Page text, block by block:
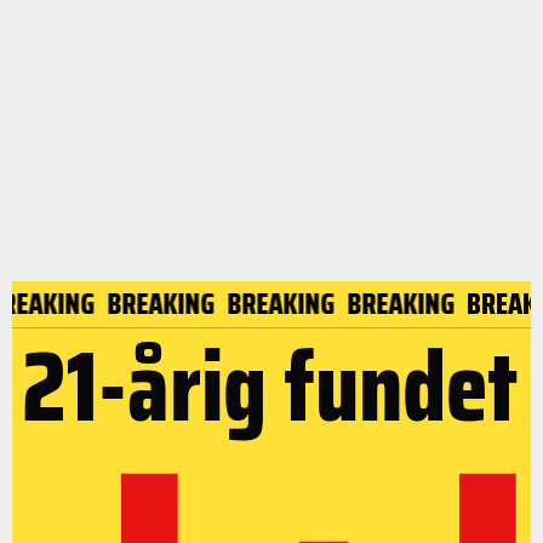
BREAKING BREAKING BREAKING
21-årig fundet